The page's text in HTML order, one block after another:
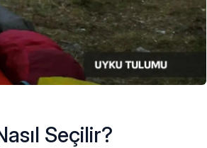
Seçilir?